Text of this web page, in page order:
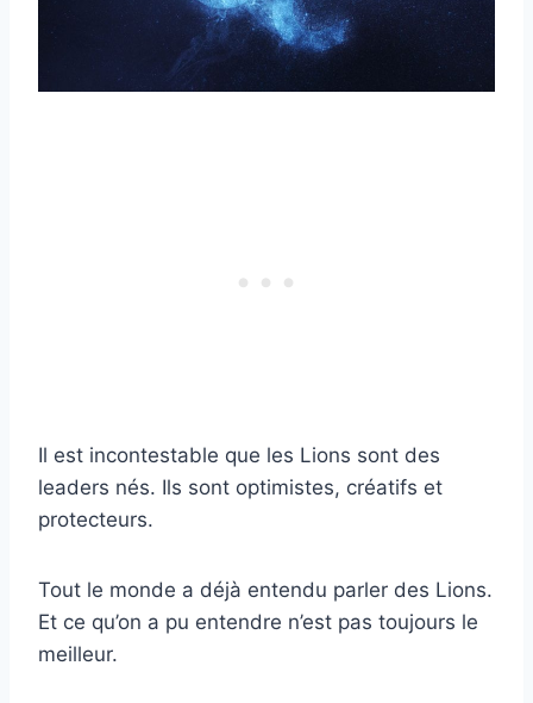
Il est incontestable que les Lions sont des
leaders nés. Ils sont optimistes, créatifs et
protecteurs.
Tout le monde a déjà entendu parler des Lions.
Et ce qu’on a pu entendre n’est pas toujours le
meilleur.